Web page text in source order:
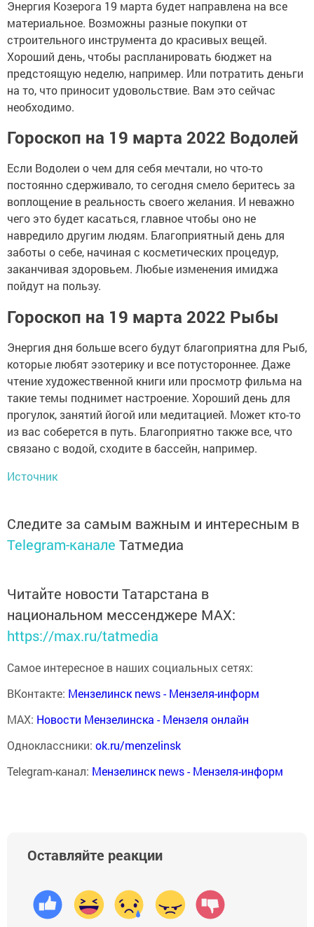
Энергия Козерога 19 марта будет направлена на все
материальное. Возможны разные покупки от
строительного инструмента до красивых вещей.
Хороший день, чтобы распланировать бюджет на
предстоящую неделю, например. Или потратить деньги
на то, что приносит удовольствие. Вам это сейчас
необходимо.
Гороскоп на 19 марта 2022 Водолей
Если Водолеи о чем для себя мечтали, но что-то
постоянно сдерживало, то сегодня смело беритесь за
воплощение в реальность своего желания. И неважно
чего это будет касаться, главное чтобы оно не
навредило другим людям. Благоприятный день для
заботы о себе, начиная с косметических процедур,
заканчивая здоровьем. Любые изменения имиджа
пойдут на пользу.
Гороскоп на 19 марта 2022 Рыбы
Энергия дня больше всего будут благоприятна для Рыб,
которые любят эзотерику и все потустороннее. Даже
чтение художественной книги или просмотр фильма на
такие темы поднимет настроение. Хороший день для
прогулок, занятий йогой или медитацией. Может кто-то
из вас соберется в путь. Благоприятно также все, что
связано с водой, сходите в бассейн, например.
Источник
Следите за самым важным и интересным в
Telegram-канале Татмедиа
Читайте новости Татарстана в
национальном мессенджере MАХ:
https://max.ru/tatmedia
Самое интересное в наших социальных сетях:
ВКонтакте: Мензелинск news - Мензеля-информ
MAX: Новости Мензелинска - Мензеля онлайн
Одноклассники: ok.ru/menzelinsk
Telegram-канал: Мензелинск news - Мензеля-информ
Оставляйте реакции